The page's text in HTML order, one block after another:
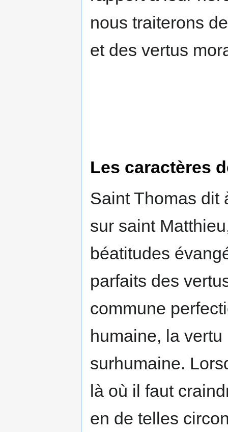
nous traite­rons
et des vertus
Les caractères
Saint Thomas dit
sur saint
béatitudes
parfaits des
commune
humaine, la
surhumaine.
là où il faut
en de telles